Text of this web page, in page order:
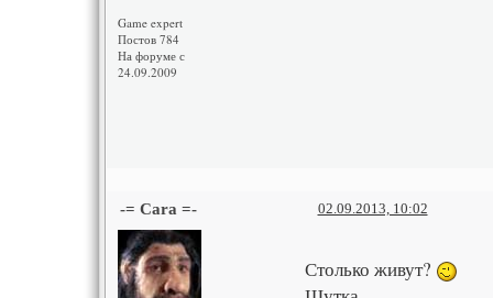
Game expert
Постов 784
На форуме с
24.09.2009
-= Cara =- 02.09.2013, 10:02
Столько живут?